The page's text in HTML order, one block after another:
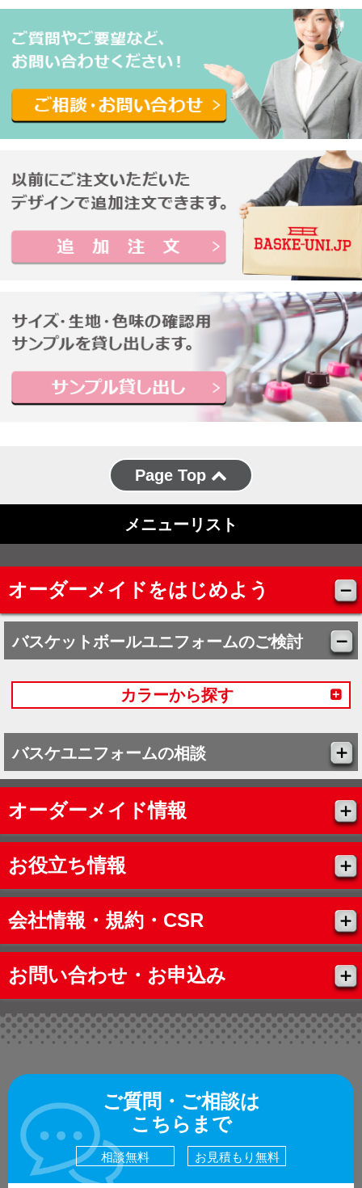
Page Top
メニューリスト
オーダーメイドをはじめよう
バスケットボールユニフォームのご検討
カラーから探す
バスケユニフォームの相談
オーダーメイド情報
お役立ち情報
会社情報・規約・CSR
お問い合わせ・お申込み
ご質問・ご相談は
こちらまで
相談無料 お見積もり無料